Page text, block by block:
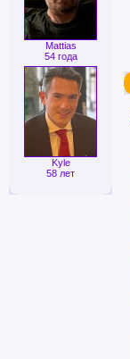
Mattias
54 года
Kyle
58 лет